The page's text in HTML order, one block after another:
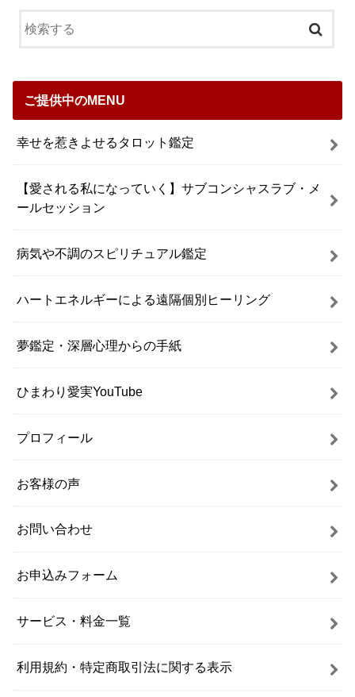
ご提供中のMENU
幸せを惹きよせるタロット鑑定
【愛される私になっていく】サブコンシャスラブ・メ
ールセッション
病気や不調のスピリチュアル鑑定
ハートエネルギーによる遠隔個別ヒーリング
夢鑑定・深層心理からの手紙
ひまわり愛実YouTube
プロフィール
お客様の声
お問い合わせ
お申込みフォーム
サービス・料金一覧
利用規約・特定商取引法に関する表示